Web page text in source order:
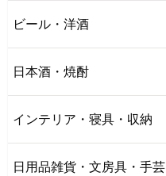
ビール・洋酒
日本酒・焼酎
インテリア・寝具・収納
日用品雑貨・文房具・手芸